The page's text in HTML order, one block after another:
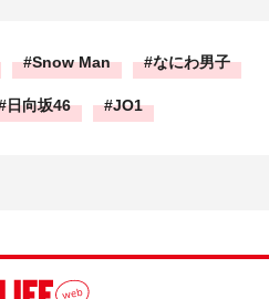
Snow Man なにわ男子
日向坂46 JO1